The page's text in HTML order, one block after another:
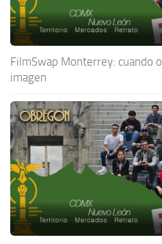
FilmSwap Monterrey: cuando
imagen